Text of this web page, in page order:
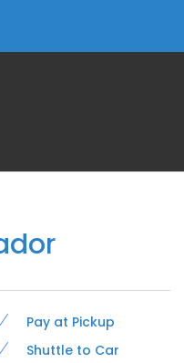
Pay at Pickup
Shuttle to Car